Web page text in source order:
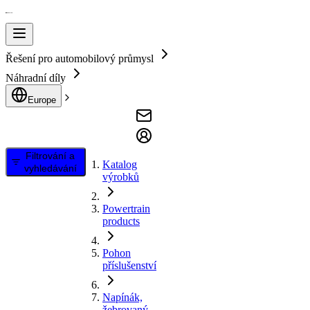
Řešení pro automobilový průmysl
Náhradní díly
Europe
Filtrování a
vyhledávání
Katalog
výrobků
Powertrain
products
Pohon
příslušenství
Napínák,